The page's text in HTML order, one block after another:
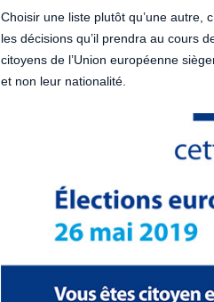
Choisir une liste plutôt qu’une autre,
les décisions qu’il prendra au cours
citoyens de l’Union européenne
et non leur nationalité.